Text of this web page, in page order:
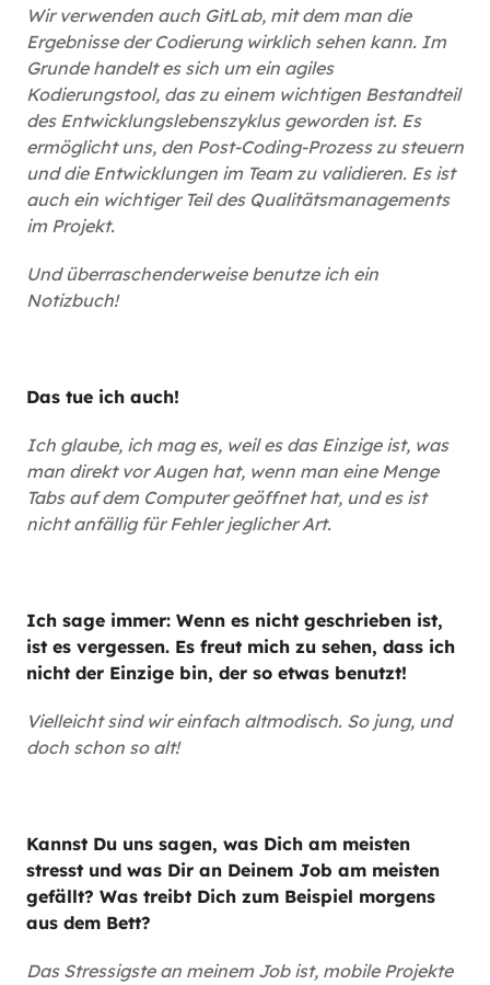
Wir verwenden auch GitLab, mit dem man die
Ergebnisse der Codierung wirklich sehen kann. Im
Grunde handelt es sich um ein agiles
Kodierungstool, das zu einem wichtigen Bestandteil
des Entwicklungslebenszyklus geworden ist. Es
ermöglicht uns, den Post-Coding-Prozess zu steuern
und die Entwicklungen im Team zu validieren. Es ist
auch ein wichtiger Teil des Qualitätsmanagements
im Projekt.
Und überraschenderweise benutze ich ein
Notizbuch!
Das tue ich auch!
Ich glaube, ich mag es, weil es das Einzige ist, was
man direkt vor Augen hat, wenn man eine Menge
Tabs auf dem Computer geöffnet hat, und es ist
nicht anfällig für Fehler jeglicher Art.
Ich sage immer: Wenn es nicht geschrieben ist,
ist es vergessen. Es freut mich zu sehen, dass ich
nicht der Einzige bin, der so etwas benutzt!
Vielleicht sind wir einfach altmodisch. So jung, und
doch schon so alt!
Kannst Du uns sagen, was Dich am meisten
stresst und was Dir an Deinem Job am meisten
gefällt? Was treibt Dich zum Beispiel morgens
aus dem Bett?
Das Stressigste an meinem Job ist, mobile Projekte